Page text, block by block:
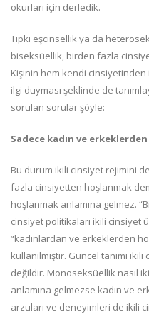
okurları için derledik.
Tıpkı eşcinsellik ya da
biseksüellik, birden fazla
Kişinin hem kendi
ilgi duyması şeklinde de
sorulan sorular şöyle:
Sadece kadın ve
Bu durum ikili cinsiyet rejimini
fazla cinsiyetten hoşlanmak
hoşlanmak anlamına gelmez.
cinsiyet politikaları ikili cinsiyet
“kadınlardan ve erkeklerden
kullanılmıştır. Güncel tanımı
değildir. Monoseksüellik nasıl
anlamına gelmezse kadın ve
arzuları ve deneyimleri de ikili